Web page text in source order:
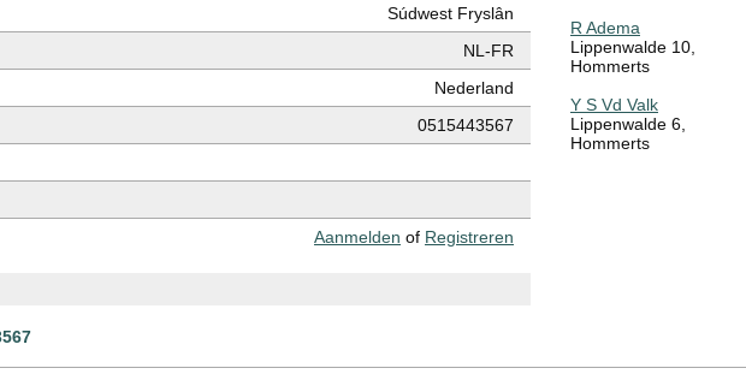
Súdwest Fryslân
NL-FR
Nederland
0515443567
Aanmelden of Registreren
R Adema
Lippenwalde 10,
Hommerts
Y S Vd Valk
Lippenwalde 6,
Hommerts